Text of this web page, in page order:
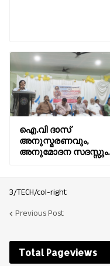
ഐ.വി ദാസ്
അനുസ്മരണവും,
അനുമോദന സദസ്സും.
3/TECH/col-right
Previous Post
Total Pageviews